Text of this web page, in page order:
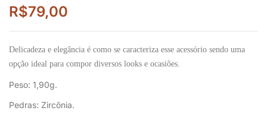
R$79,00
Delicadeza e elegância é como se caracteriza esse acessório sendo uma
opção ideal para compor diversos looks e ocasiões.
Peso: 1,90g.
Pedras: Zircônia.